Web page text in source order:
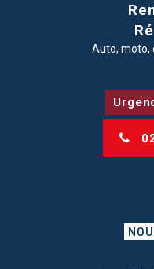
Auto, moto,